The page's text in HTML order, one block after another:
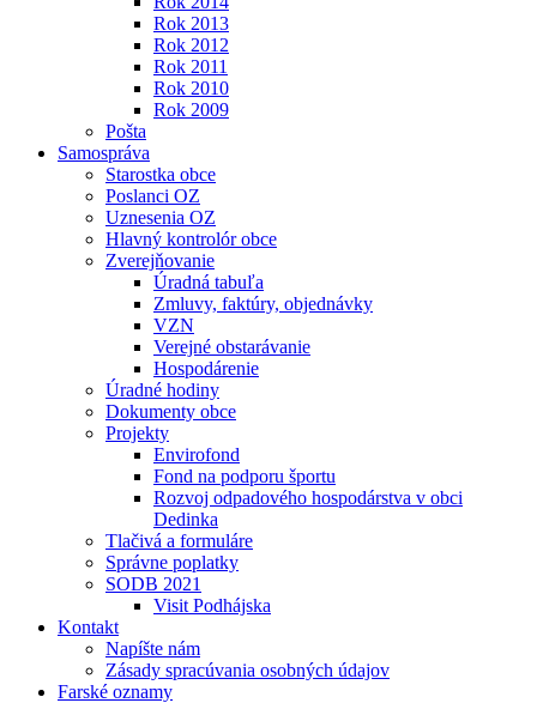
Rok 2013
Rok 2012
Rok 2011
Rok 2010
Rok 2009
Pošta
Samospráva
Starostka obce
Poslanci OZ
Uznesenia OZ
Hlavný kontrolór obce
Zverejňovanie
Úradná tabuľa
Zmluvy, faktúry, objednávky
VZN
Verejné obstarávanie
Hospodárenie
Úradné hodiny
Dokumenty obce
Projekty
Envirofond
Fond na podporu športu
Rozvoj odpadového hospodárstva v obci
Dedinka
Tlačivá a formuláre
Správne poplatky
SODB 2021
Visit Podhájska
Kontakt
Napíšte nám
Zásady spracúvania osobných údajov
Farské oznamy